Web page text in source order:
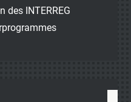
des INTERREG